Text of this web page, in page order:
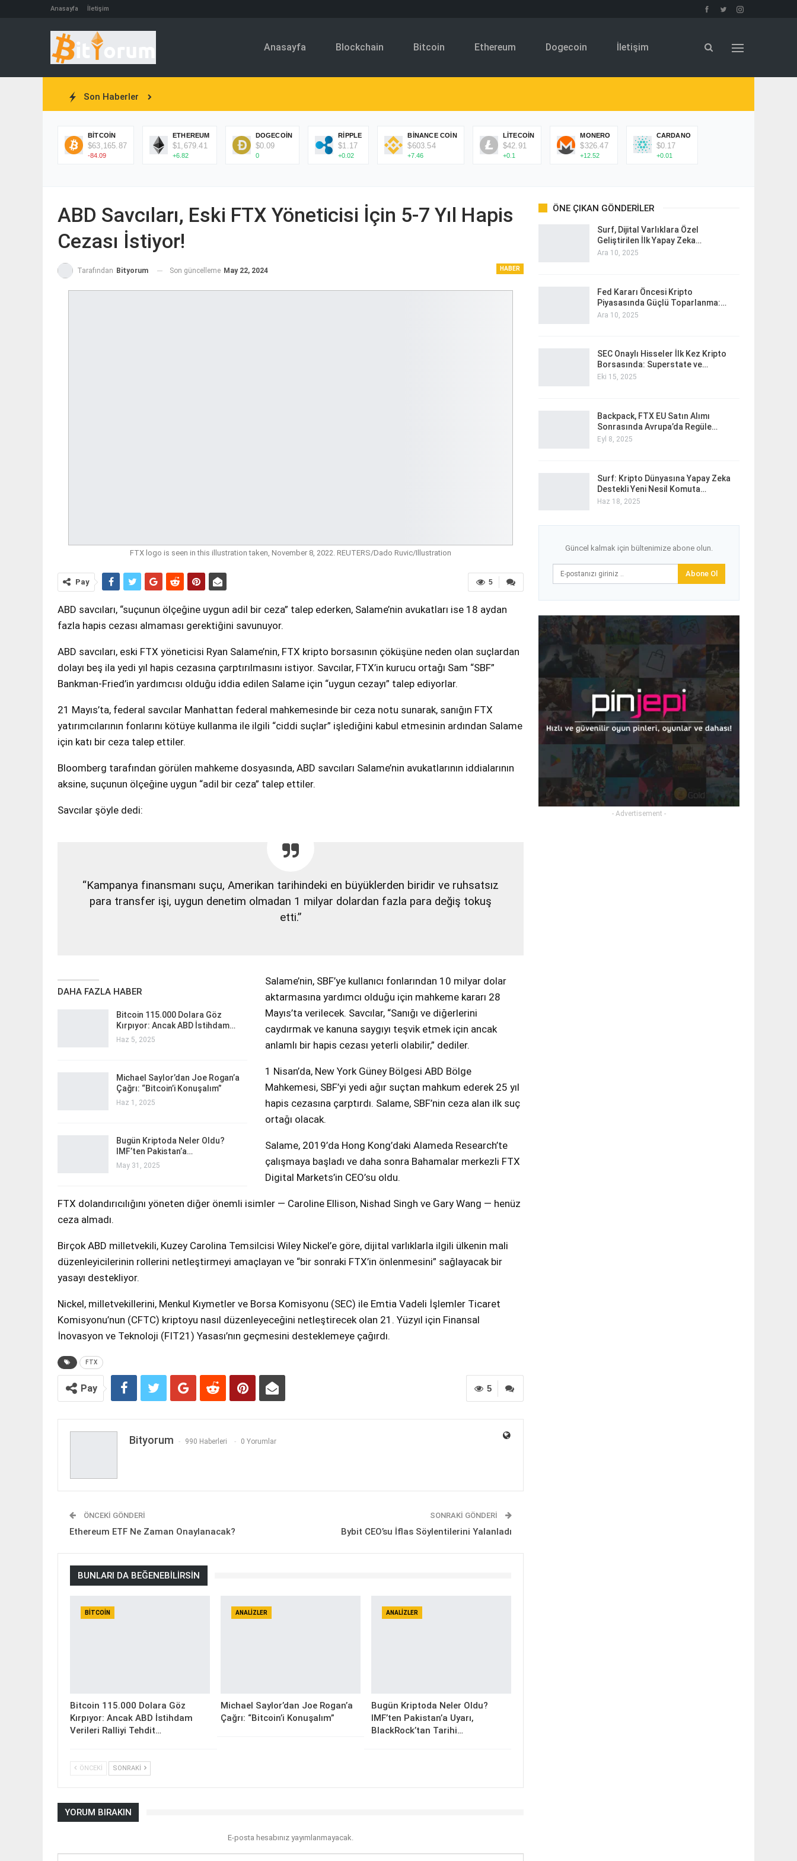
Anasayfa İletişim
Anasayfa Blockchain Bitcoin Ethereum Dogecoin İletişim
Son Haberler
BITCOIN
$63,165.87
-84.09
ETHEREUM
$1,679.41
+6.82
DOGECOIN
$0.09
0
RIPPLE
$1.17
+0.02
BINANCE COIN
$603.54
+7.46
LITECOIN
$42.91
+0.1
MONERO
$326.47
+12.52
CARDANO
$0.17
+0.01
ABD Savcıları, Eski FTX Yöneticisi İçin 5-7 Yıl Hapis
Cezası İstiyor!
HABER
Tarafından Bityorum Son güncelleme May 22, 2024
FTX logo is seen in this illustration taken, November 8, 2022. REUTERS/Dado Ruvic/Illustration
5
Pay
ABD savcıları, “suçunun ölçeğine uygun adil bir ceza” talep ederken, Salame’nin avukatları ise 18 aydan
fazla hapis cezası almaması gerektiğini savunuyor.
ABD savcıları, eski FTX yöneticisi Ryan Salame’nin, FTX kripto borsasının çöküşüne neden olan suçlardan
dolayı beş ila yedi yıl hapis cezasına çarptırılmasını istiyor. Savcılar, FTX’in kurucu ortağı Sam “SBF”
Bankman-Fried’in yardımcısı olduğu iddia edilen Salame için “uygun cezayı” talep ediyorlar.
21 Mayıs’ta, federal savcılar Manhattan federal mahkemesinde bir ceza notu sunarak, sanığın FTX
yatırımcılarının fonlarını kötüye kullanma ile ilgili “ciddi suçlar” işlediğini kabul etmesinin ardından Salame
için katı bir ceza talep ettiler.
Bloomberg tarafından görülen mahkeme dosyasında, ABD savcıları Salame’nin avukatlarının iddialarının
aksine, suçunun ölçeğine uygun “adil bir ceza” talep ettiler.
Savcılar şöyle dedi:
“Kampanya finansmanı suçu, Amerikan tarihindeki en büyüklerden biridir ve ruhsatsız
para transfer işi, uygun denetim olmadan 1 milyar dolardan fazla para değiş tokuş
etti.”
DAHA FAZLA HABER
Bitcoin 115.000 Dolara Göz
Kırpıyor: Ancak ABD İstihdam…
Haz 5, 2025
Michael Saylor’dan Joe Rogan’a
Çağrı: “Bitcoin’i Konuşalım”
Haz 1, 2025
Bugün Kriptoda Neler Oldu?
IMF’ten Pakistan’a…
May 31, 2025
Salame’nin, SBF’ye kullanıcı fonlarından 10 milyar dolar
aktarmasına yardımcı olduğu için mahkeme kararı 28
Mayıs’ta verilecek. Savcılar, “Sanığı ve diğerlerini
caydırmak ve kanuna saygıyı teşvik etmek için ancak
anlamlı bir hapis cezası yeterli olabilir,” dediler.
1 Nisan’da, New York Güney Bölgesi ABD Bölge
Mahkemesi, SBF’yi yedi ağır suçtan mahkum ederek 25 yıl
hapis cezasına çarptırdı. Salame, SBF’nin ceza alan ilk suç
ortağı olacak.
Salame, 2019’da Hong Kong’daki Alameda Research’te
çalışmaya başladı ve daha sonra Bahamalar merkezli FTX
Digital Markets’in CEO’su oldu.
FTX dolandırıcılığını yöneten diğer önemli isimler — Caroline Ellison, Nishad Singh ve Gary Wang — henüz
ceza almadı.
Birçok ABD milletvekili, Kuzey Carolina Temsilcisi Wiley Nickel’e göre, dijital varlıklarla ilgili ülkenin mali
düzenleyicilerinin rollerini netleştirmeyi amaçlayan ve “bir sonraki FTX’in önlenmesini” sağlayacak bir
yasayı destekliyor.
Nickel, milletvekillerini, Menkul Kıymetler ve Borsa Komisyonu (SEC) ile Emtia Vadeli İşlemler Ticaret
Komisyonu’nun (CFTC) kriptoyu nasıl düzenleyeceğini netleştirecek olan 21. Yüzyıl için Finansal
İnovasyon ve Teknoloji (FIT21) Yasası’nın geçmesini desteklemeye çağırdı.
FTX
5
Pay
Bityorum 990 Haberleri 0 Yorumlar
ÖNCEKI GÖNDERI
Ethereum ETF Ne Zaman Onaylanacak?
SONRAKI GÖNDERI
Bybit CEO’su İflas Söylentilerini Yalanladı
BUNLARI DA BEĞENEBILIRSIN
BITCOIN
Bitcoin 115.000 Dolara Göz
Kırpıyor: Ancak ABD İstihdam
Verileri Ralliyi Tehdit…
ANALIZLER
Michael Saylor’dan Joe Rogan’a
Çağrı: “Bitcoin’i Konuşalım”
ANALIZLER
Bugün Kriptoda Neler Oldu?
IMF’ten Pakistan’a Uyarı,
BlackRock’tan Tarihi…
ÖNCEKI SONRAKI
YORUM BIRAKIN
E-posta hesabınız yayımlanmayacak.
ÖNE ÇIKAN GÖNDERILER
Surf, Dijital Varlıklara Özel
Geliştirilen İlk Yapay Zeka…
Ara 10, 2025
Fed Kararı Öncesi Kripto
Piyasasında Güçlü Toparlanma:…
Ara 10, 2025
SEC Onaylı Hisseler İlk Kez Kripto
Borsasında: Superstate ve…
Eki 15, 2025
Backpack, FTX EU Satın Alımı
Sonrasında Avrupa’da Regüle…
Eyl 8, 2025
Surf: Kripto Dünyasına Yapay Zeka
Destekli Yeni Nesil Komuta…
Haz 18, 2025
Güncel kalmak için bültenimize abone olun.
Abone Ol
- Advertisement -